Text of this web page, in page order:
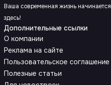
Ваша современная жизнь начинается
здесь!
Дополнительные ссылки
О компании
Реклама на сайте
Пользовательское соглашение
Полезные статьи